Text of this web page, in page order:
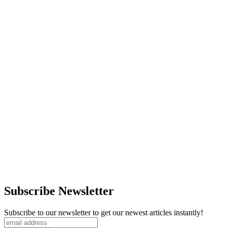
Subscribe Newsletter
Subscribe to our newsletter to get our newest articles instantly!